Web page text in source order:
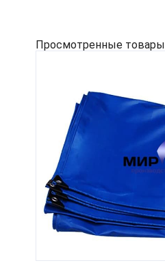
Просмотренные товары